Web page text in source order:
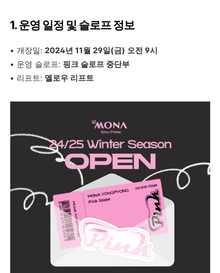
1. 운영 일정 및 슬로프 정보
• 개장일: 2024년 11월 29일(금) 오전 9시
• 운영 슬로프: 핑크 슬로프 중단부
• 리프트: 옐로우 리프트